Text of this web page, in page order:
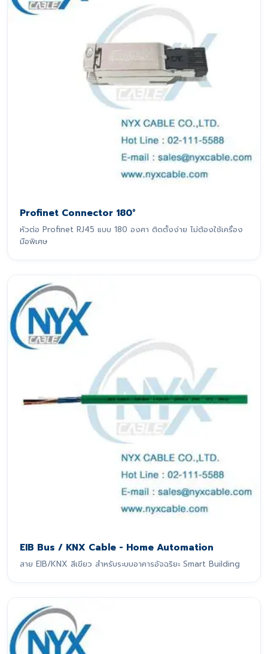
Profinet Connector 180°
หัวต่อ Profinet RJ45 แบบ 180 องศา ติดตั้งง่าย ไม่ต้องใช้เครื่อง
มือพิเศษ
EIB Bus / KNX Cable - Home Automation
สาย EIB/KNX สีเขียว สำหรับระบบอาคารอัจฉริยะ Smart Building